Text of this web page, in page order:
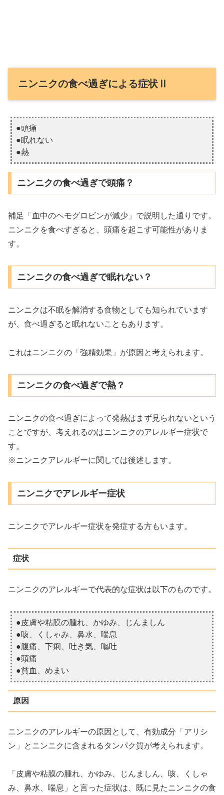
ニンニクの食べ過ぎによる症状Ⅱ
●頭痛
●眠れない
●熱
ニンニクの食べ過ぎで頭痛？
補足「血中のヘモグロビンが減少」で説明した通りです。
ニンニクを食べすぎると、頭痛を起こす可能性がありま
す。
ニンニクの食べ過ぎで眠れない？
ニンニクは不眠を解消する食物としても知られています
が、食べ過ぎると眠れないこともあります。
これはニンニクの「強精効果」が原因と考えられます。
ニンニクの食べ過ぎで熱？
ニンニクの食べ過ぎによって発熱はまず見られないという
ことですが、考えれるのはニンニクのアレルギー症状で
す。
※ニンニクアレルギーに関しては後述します。
ニンニクでアレルギー症状
ニンニクでアレルギー症状を発症する方もいます。
症状
ニンニクのアレルギーで代表的な症状は以下のものです。
●皮膚や粘膜の腫れ、かゆみ、じんましん
●咳、くしゃみ、鼻水、喘息
●腹痛、下痢、吐き気、嘔吐
●頭痛
●貧血、めまい
原因
ニンニクのアレルギーの原因として、有効成分「アリシ
ン」とニンニクに含まれるタンパク質が考えられます。
「皮膚や粘膜の腫れ、かゆみ、じんましん、咳、くしゃ
み、鼻水、喘息」と言った症状は、既に見たニンニクの食